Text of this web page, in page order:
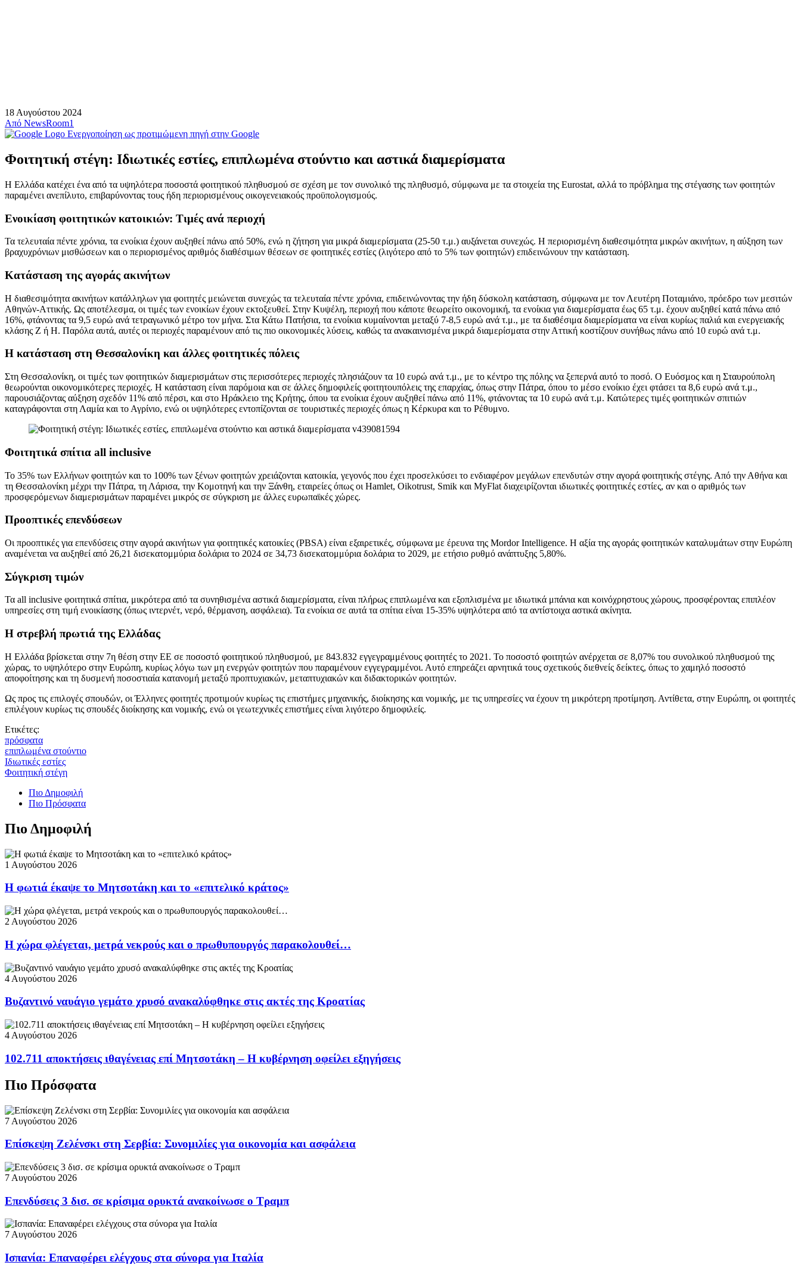
18 Αυγούστου 2024
Από NewsRoom1
Ενεργοποίηση ως προτιμώμενη πηγή στην Google
Φοιτητική στέγη: Ιδιωτικές εστίες, επιπλωμένα στούντιο και αστικά διαμερίσματα
Η Ελλάδα κατέχει ένα από τα υψηλότερα ποσοστά φοιτητικού πληθυσμού σε σχέση με τον συνολικό της πληθυσμό, σύμφωνα με τα στοιχεία της Eurostat, αλλά το πρόβλημα της στέγασης των φοιτητών
παραμένει ανεπίλυτο, επιβαρύνοντας τους ήδη περιορισμένους οικογενειακούς προϋπολογισμούς.
Ενοικίαση φοιτητικών κατοικιών: Τιμές ανά περιοχή
Τα τελευταία πέντε χρόνια, τα ενοίκια έχουν αυξηθεί πάνω από 50%, ενώ η ζήτηση για μικρά διαμερίσματα (25-50 τ.μ.) αυξάνεται συνεχώς. Η περιορισμένη διαθεσιμότητα μικρών ακινήτων, η αύξηση των
βραχυχρόνιων μισθώσεων και ο περιορισμένος αριθμός διαθέσιμων θέσεων σε φοιτητικές εστίες (λιγότερο από το 5% των φοιτητών) επιδεινώνουν την κατάσταση.
Κατάσταση της αγοράς ακινήτων
Η διαθεσιμότητα ακινήτων κατάλληλων για φοιτητές μειώνεται συνεχώς τα τελευταία πέντε χρόνια, επιδεινώνοντας την ήδη δύσκολη κατάσταση, σύμφωνα με τον Λευτέρη Ποταμιάνο, πρόεδρο των μεσιτών
Αθηνών-Αττικής. Ως αποτέλεσμα, οι τιμές των ενοικίων έχουν εκτοξευθεί. Στην Κυψέλη, περιοχή που κάποτε θεωρείτο οικονομική, τα ενοίκια για διαμερίσματα έως 65 τ.μ. έχουν αυξηθεί κατά πάνω από
16%, φτάνοντας τα 9,5 ευρώ ανά τετραγωνικό μέτρο τον μήνα. Στα Κάτω Πατήσια, τα ενοίκια κυμαίνονται μεταξύ 7-8,5 ευρώ ανά τ.μ., με τα διαθέσιμα διαμερίσματα να είναι κυρίως παλιά και ενεργειακής
κλάσης Ζ ή Η. Παρόλα αυτά, αυτές οι περιοχές παραμένουν από τις πιο οικονομικές λύσεις, καθώς τα ανακαινισμένα μικρά διαμερίσματα στην Αττική κοστίζουν συνήθως πάνω από 10 ευρώ ανά τ.μ.
Η κατάσταση στη Θεσσαλονίκη και άλλες φοιτητικές πόλεις
Στη Θεσσαλονίκη, οι τιμές των φοιτητικών διαμερισμάτων στις περισσότερες περιοχές πλησιάζουν τα 10 ευρώ ανά τ.μ., με το κέντρο της πόλης να ξεπερνά αυτό το ποσό. Ο Ευόσμος και η Σταυρούπολη
θεωρούνται οικονομικότερες περιοχές. Η κατάσταση είναι παρόμοια και σε άλλες δημοφιλείς φοιτητουπόλεις της επαρχίας, όπως στην Πάτρα, όπου το μέσο ενοίκιο έχει φτάσει τα 8,6 ευρώ ανά τ.μ.,
παρουσιάζοντας αύξηση σχεδόν 11% από πέρσι, και στο Ηράκλειο της Κρήτης, όπου τα ενοίκια έχουν αυξηθεί πάνω από 11%, φτάνοντας τα 10 ευρώ ανά τ.μ. Κατώτερες τιμές φοιτητικών σπιτιών
καταγράφονται στη Λαμία και το Αγρίνιο, ενώ οι υψηλότερες εντοπίζονται σε τουριστικές περιοχές όπως η Κέρκυρα και το Ρέθυμνο.
Φοιτητικά σπίτια all inclusive
Το 35% των Ελλήνων φοιτητών και το 100% των ξένων φοιτητών χρειάζονται κατοικία, γεγονός που έχει προσελκύσει το ενδιαφέρον μεγάλων επενδυτών στην αγορά φοιτητικής στέγης. Από την Αθήνα και
τη Θεσσαλονίκη μέχρι την Πάτρα, τη Λάρισα, την Κομοτηνή και την Ξάνθη, εταιρείες όπως οι Hamlet, Oikotrust, Smik και MyFlat διαχειρίζονται ιδιωτικές φοιτητικές εστίες, αν και ο αριθμός των
προσφερόμενων διαμερισμάτων παραμένει μικρός σε σύγκριση με άλλες ευρωπαϊκές χώρες.
Προοπτικές επενδύσεων
Οι προοπτικές για επενδύσεις στην αγορά ακινήτων για φοιτητικές κατοικίες (PBSA) είναι εξαιρετικές, σύμφωνα με έρευνα της Mordor Intelligence. Η αξία της αγοράς φοιτητικών καταλυμάτων στην Ευρώπη
αναμένεται να αυξηθεί από 26,21 δισεκατομμύρια δολάρια το 2024 σε 34,73 δισεκατομμύρια δολάρια το 2029, με ετήσιο ρυθμό ανάπτυξης 5,80%.
Σύγκριση τιμών
Τα all inclusive φοιτητικά σπίτια, μικρότερα από τα συνηθισμένα αστικά διαμερίσματα, είναι πλήρως επιπλωμένα και εξοπλισμένα με ιδιωτικά μπάνια και κοινόχρηστους χώρους, προσφέροντας επιπλέον
υπηρεσίες στη τιμή ενοικίασης (όπως ιντερνέτ, νερό, θέρμανση, ασφάλεια). Τα ενοίκια σε αυτά τα σπίτια είναι 15-35% υψηλότερα από τα αντίστοιχα αστικά ακίνητα.
Η στρεβλή πρωτιά της Ελλάδας
Η Ελλάδα βρίσκεται στην 7η θέση στην ΕΕ σε ποσοστό φοιτητικού πληθυσμού, με 843.832 εγγεγραμμένους φοιτητές το 2021. Το ποσοστό φοιτητών ανέρχεται σε 8,07% του συνολικού πληθυσμού της
χώρας, το υψηλότερο στην Ευρώπη, κυρίως λόγω των μη ενεργών φοιτητών που παραμένουν εγγεγραμμένοι. Αυτό επηρεάζει αρνητικά τους σχετικούς διεθνείς δείκτες, όπως το χαμηλό ποσοστό
αποφοίτησης και τη δυσμενή ποσοστιαία κατανομή μεταξύ προπτυχιακών, μεταπτυχιακών και διδακτορικών φοιτητών.
Ως προς τις επιλογές σπουδών, οι Έλληνες φοιτητές προτιμούν κυρίως τις επιστήμες μηχανικής, διοίκησης και νομικής, με τις υπηρεσίες να έχουν τη μικρότερη προτίμηση. Αντίθετα, στην Ευρώπη, οι φοιτητές
επιλέγουν κυρίως τις σπουδές διοίκησης και νομικής, ενώ οι γεωτεχνικές επιστήμες είναι λιγότερο δημοφιλείς.
Ετικέτες:
πρόσφατα
επιπλωμένα στούντιο
Ιδιωτικές εστίες
Φοιτητική στέγη
Πιο Δημοφιλή
Πιο Πρόσφατα
Πιο Δημοφιλή
1 Αυγούστου 2026
Η φωτιά έκαψε το Μητσοτάκη και το «επιτελικό κράτος»
2 Αυγούστου 2026
Η χώρα φλέγεται, μετρά νεκρούς και ο πρωθυπουργός παρακολουθεί…
4 Αυγούστου 2026
Βυζαντινό ναυάγιο γεμάτο χρυσό ανακαλύφθηκε στις ακτές της Κροατίας
4 Αυγούστου 2026
102.711 αποκτήσεις ιθαγένειας επί Μητσοτάκη – Η κυβέρνηση οφείλει εξηγήσεις
Πιο Πρόσφατα
7 Αυγούστου 2026
Επίσκεψη Ζελένσκι στη Σερβία: Συνομιλίες για οικονομία και ασφάλεια
7 Αυγούστου 2026
Επενδύσεις 3 δισ. σε κρίσιμα ορυκτά ανακοίνωσε ο Τραμπ
7 Αυγούστου 2026
Ισπανία: Επαναφέρει ελέγχους στα σύνορα για Ιταλία